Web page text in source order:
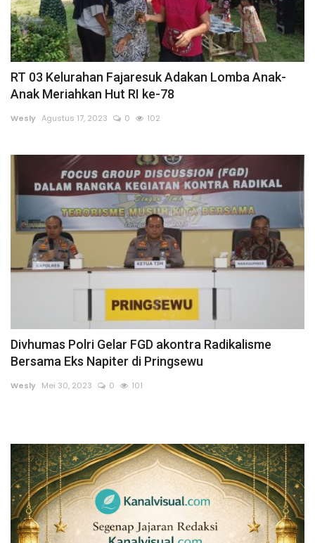
Hukum
Nasional
Otomotif
Umum
Gallery
Politik
Daerah
Sumbar
Pariwisata
Sulawesi Utara (Sulut)
Opini
Rubrik
Lampung
RT 03 Kelurahan Fajaresuk Adakan Lomba Anak-
Anak Meriahkan Hut RI ke-78
Wesly Agustus 17, 2023 0 102
Divhumas Polri Gelar FGD akontra Radikalisme
Bersama Eks Napiter di Pringsewu
Wesly Mei 30, 2023 0 101